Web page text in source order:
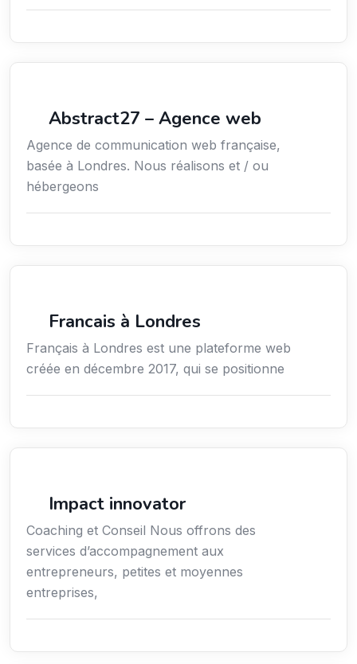
Abstract27 – Agence web
Agence de communication web française,
basée à Londres. Nous réalisons et / ou
hébergeons
Francais à Londres
Français à Londres est une plateforme web
créée en décembre 2017, qui se positionne
Impact innovator
Coaching et Conseil Nous offrons des
services d’accompagnement aux
entrepreneurs, petites et moyennes
entreprises,